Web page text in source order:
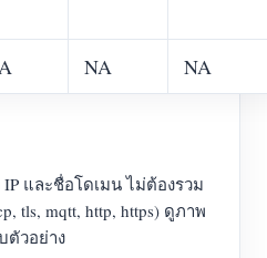
NA NA
IP และชื่อโดเมน ไม่ต้องรวม
tls, mqtt, http, https) ดูภาพ
ตัวอย่าง